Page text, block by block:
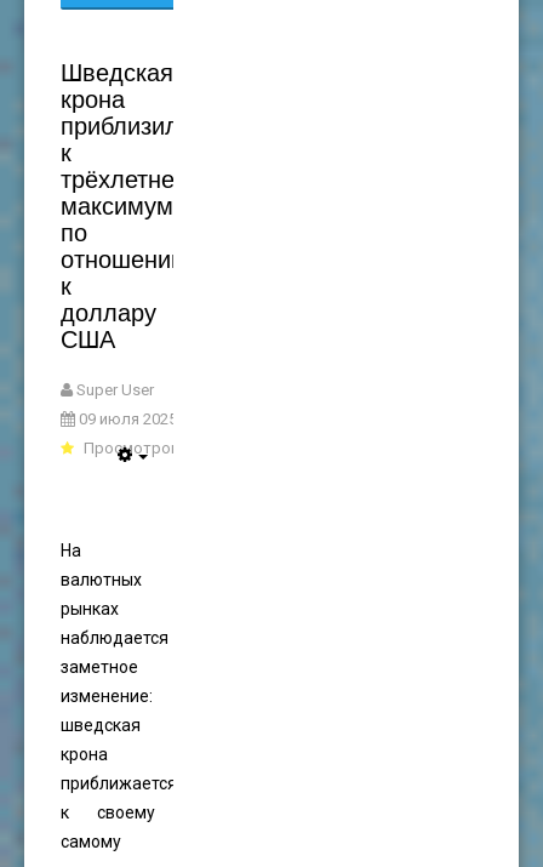
Шведская
крона
приблизилась
к
трёхлетнему
максимуму
по
отношению
к
доллару
США
Super User
09 июля 2025
Просмотров: 1344
На
валютных
рынках
наблюдается
заметное
изменение:
шведская
крона
приближается
к своему
самому